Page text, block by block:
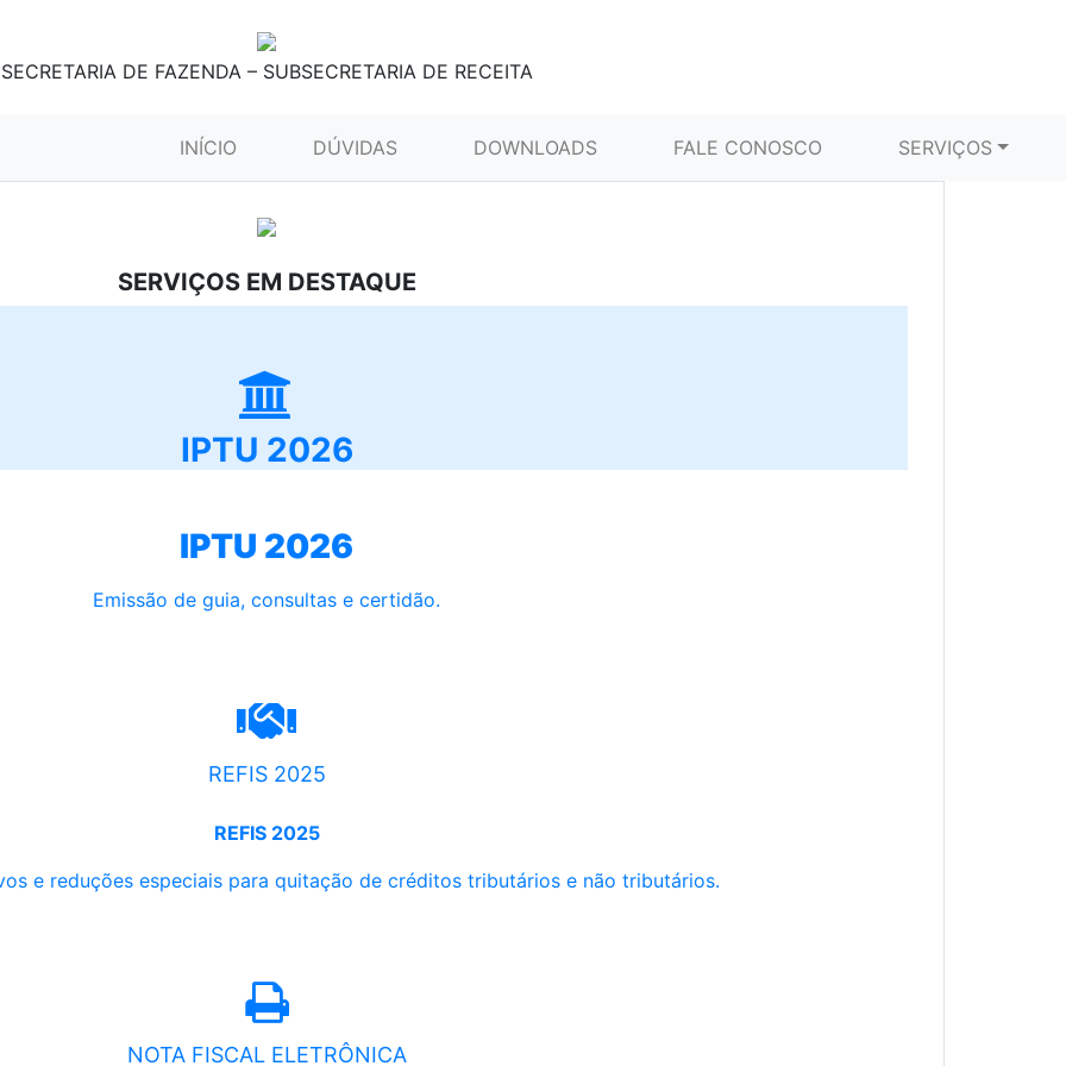
SECRETARIA DE FAZENDA – SUBSECRETARIA DE RECEITA
INÍCIO (CURRENT)DÚVIDAS DOWNLOADS FALE CONOSCO SERVIÇOS
SERVIÇOS EM DESTAQUE
IPTU 2026
IPTU 2026
Emissão de guia, consultas e certidão.
REFIS 2025
REFIS 2025
e reduções especiais para quitação de créditos tributários e não tributários.
NOTA FISCAL ELETRÔNICA